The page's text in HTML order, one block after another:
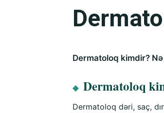
Dermatoloq kimdir?
◆ Dermatoloq
Dermatoloq dəri, saç,